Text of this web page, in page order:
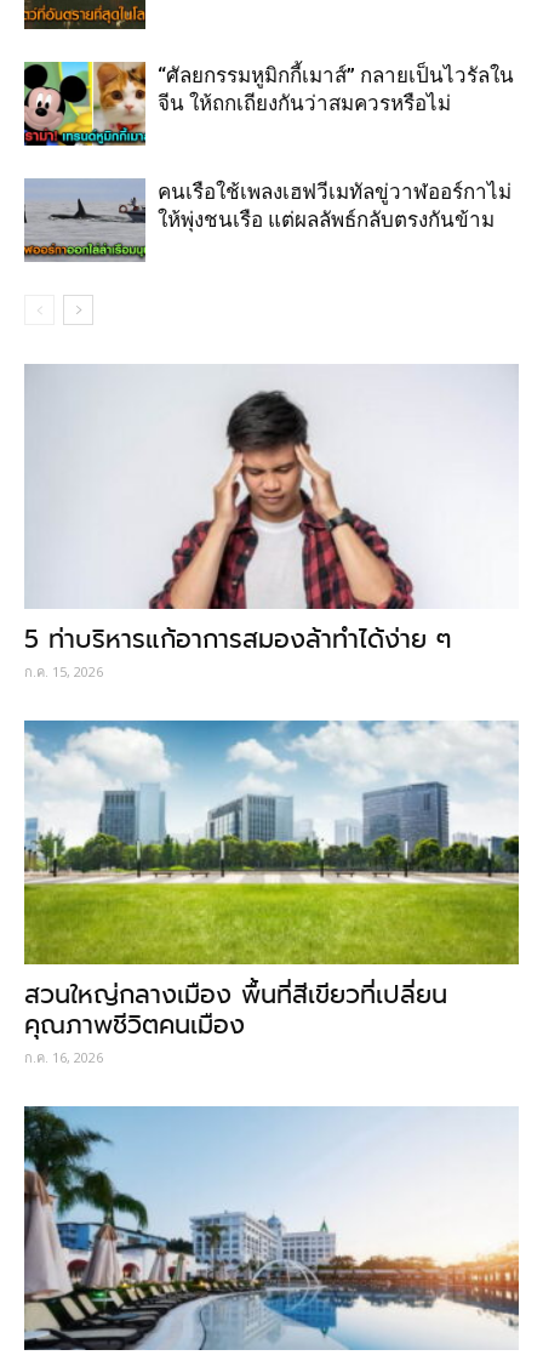
“ศัลยกรรมหูมิกกี้เมาส์” กลายเป็นไวรัลใน
จีน ให้ถกเถียงกันว่าสมควรหรือไม่
คนเรือใช้เพลงเฮฟวีเมทัลขู่วาฬออร์กาไม่
ให้พุ่งชนเรือ แต่ผลลัพธ์กลับตรงกันข้าม
5 ท่าบริหารแก้อาการสมองล้าทำได้ง่าย ๆ
ก.ค. 15, 2026
สวนใหญ่กลางเมือง พื้นที่สีเขียวที่เปลี่ยน
คุณภาพชีวิตคนเมือง
ก.ค. 16, 2026